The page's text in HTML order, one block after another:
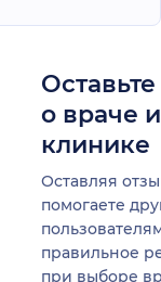
о враче
клинике
Оставляя
помогаете
правильное
при выборе